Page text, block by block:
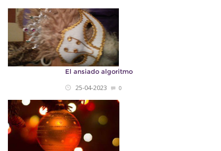
El ansiado algoritmo
25-04-2023 0